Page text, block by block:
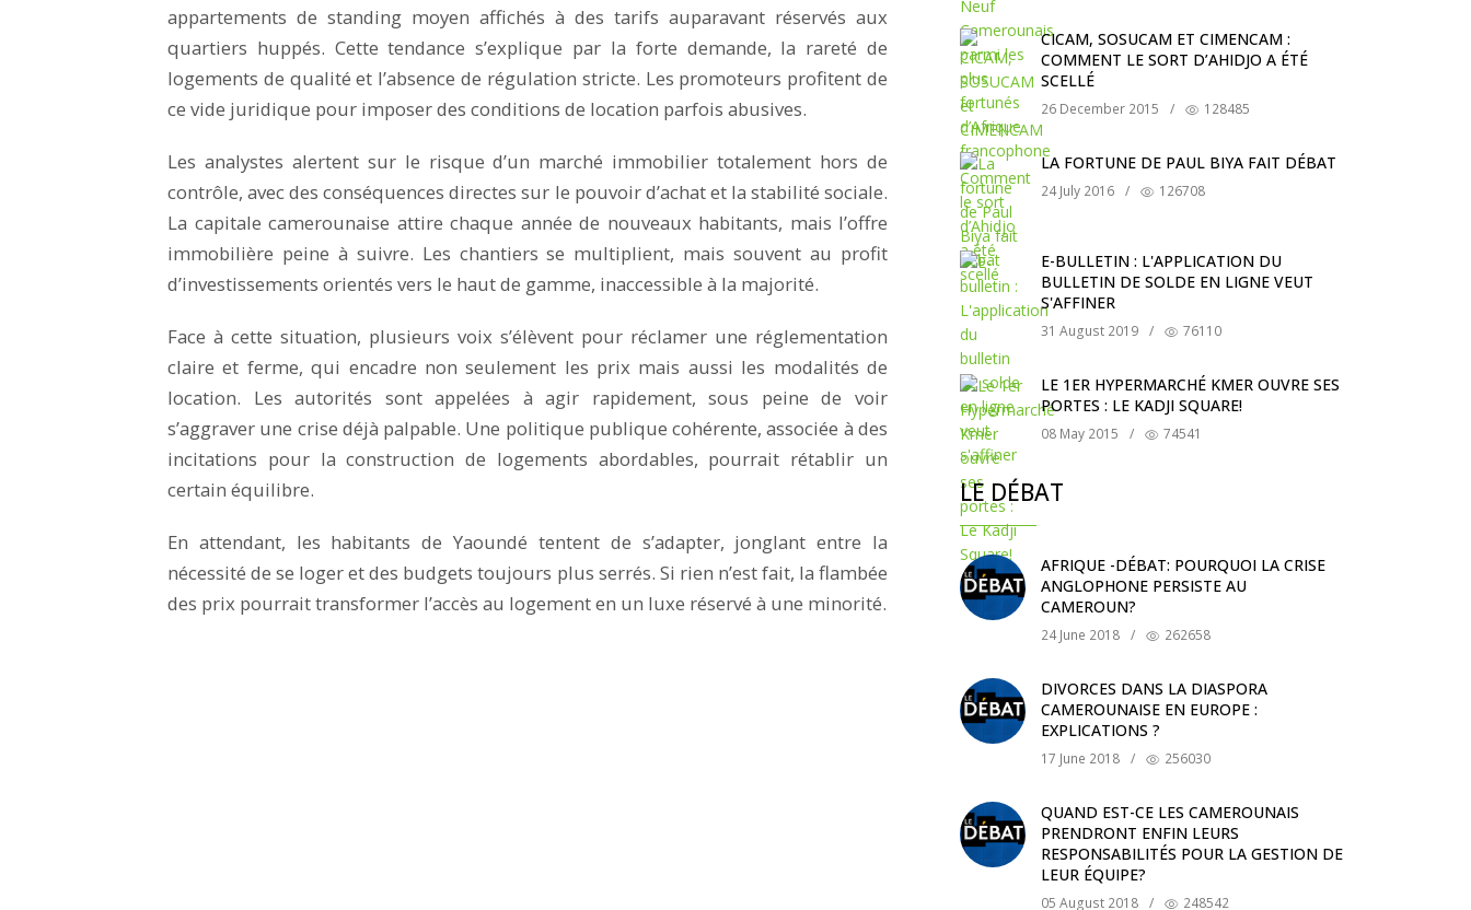
appartements de standing moyen affichés à des tarifs auparavant réservés aux
quartiers huppés. Cette tendance s’explique par la forte demande, la rareté de
logements de qualité et l’absence de régulation stricte. Les promoteurs profitent de
ce vide juridique pour imposer des conditions de location parfois abusives.
Les analystes alertent sur le risque d’un marché immobilier totalement hors de
contrôle, avec des conséquences directes sur le pouvoir d’achat et la stabilité sociale.
La capitale camerounaise attire chaque année de nouveaux habitants, mais l’offre
immobilière peine à suivre. Les chantiers se multiplient, mais souvent au profit
d’investissements orientés vers le haut de gamme, inaccessible à la majorité.
Face à cette situation, plusieurs voix s’élèvent pour réclamer une réglementation
claire et ferme, qui encadre non seulement les prix mais aussi les modalités de
location. Les autorités sont appelées à agir rapidement, sous peine de voir
s’aggraver une crise déjà palpable. Une politique publique cohérente, associée à des
incitations pour la construction de logements abordables, pourrait rétablir un
certain équilibre.
En attendant, les habitants de Yaoundé tentent de s’adapter, jonglant entre la
nécessité de se loger et des budgets toujours plus serrés. Si rien n’est fait, la flambée
des prix pourrait transformer l’accès au logement en un luxe réservé à une minorité.
CICAM, SOSUCAM ET CIMENCAM :
COMMENT LE SORT D’AHIDJO A ÉTÉ
SCELLÉ
26 December 2015 / 128485
LA FORTUNE DE PAUL BIYA FAIT DÉBAT
24 July 2016 / 126708
E-BULLETIN : L'APPLICATION DU
BULLETIN DE SOLDE EN LIGNE VEUT
S'AFFINER
31 August 2019 / 76110
LE 1ER HYPERMARCHÉ KMER OUVRE SES
PORTES : LE KADJI SQUARE!
08 May 2015 / 74541
LE DÉBAT
AFRIQUE -DÉBAT: POURQUOI LA CRISE
ANGLOPHONE PERSISTE AU
CAMEROUN?
24 June 2018 / 262658
DIVORCES DANS LA DIASPORA
CAMEROUNAISE EN EUROPE :
EXPLICATIONS ?
17 June 2018 / 256030
QUAND EST-CE LES CAMEROUNAIS
PRENDRONT ENFIN LEURS
RESPONSABILITÉS POUR LA GESTION DE
LEUR ÉQUIPE?
05 August 2018 / 248542